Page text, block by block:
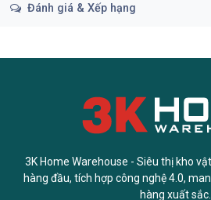
Đánh giá & Xếp hạng
3K Home Warehouse - Siêu thị kho
hàng đầu, tích hợp công nghệ 4.0,
hàng xuất sắc.